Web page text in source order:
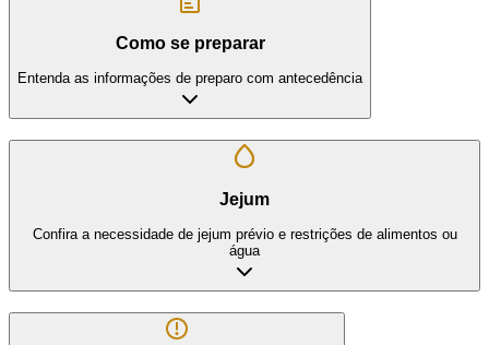
Como se preparar
Entenda as informações de preparo com antecedência
Jejum
Confira a necessidade de jejum prévio e restrições de alimentos ou
água